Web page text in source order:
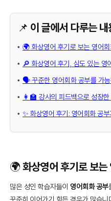
📌 이 글에서 다루는 내
🌍 화상영어 후기로 보는 영어
🔎 화상영어 후기, 심도 있는 영
🗣️ 꾸준한 영어회화 공부를 가능
👩‍🏫 강사의 피드백으로 성장
✨ 화상영어 후기: 영어회화 공
🌍 화상영어 후기로 보는
많은 성인 학습자들이 영어회화 공부